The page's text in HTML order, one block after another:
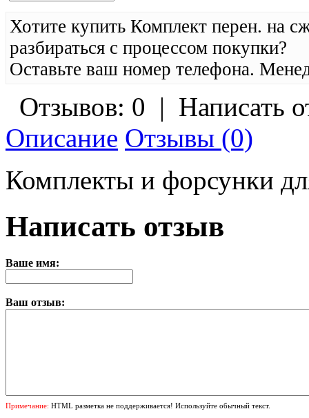
Хотите купить Комплект перен. на
разбираться с процессом покупки?
Оставьте ваш номер телефона.
Отзывов: 0 | Написать
Описание Отзывы (0)
Комплекты и форсунки
Написать отзыв
Ваше имя:
Ваш отзыв:
Примечание: HTML разметка не поддерживается! Используйте обычный текст.